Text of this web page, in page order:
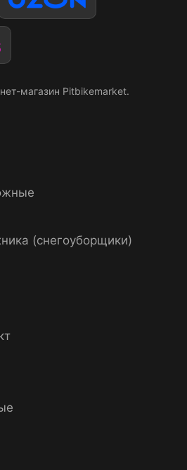
магазин Pitbikemarket.
(снегоуборщики)